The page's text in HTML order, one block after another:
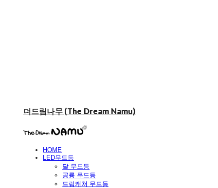
더드림나무 (The Dream Namu)
HOME
LED무드등
달 무드등
공룡 무드등
드림캐쳐 무드등